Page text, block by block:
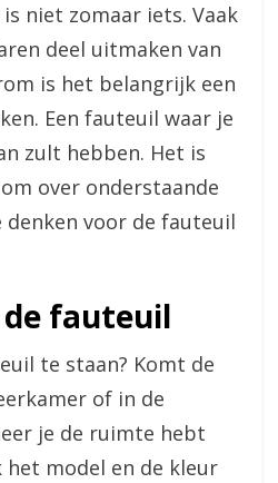
niet zomaar iets. Vaak
deel uitmaken van
is het belangrijk een
Een fauteuil waar je
zult hebben. Het is
over onderstaande
voor de fauteuil
fauteuil
te staan? Komt de
of in de
je de ruimte hebt
het model en de kleur